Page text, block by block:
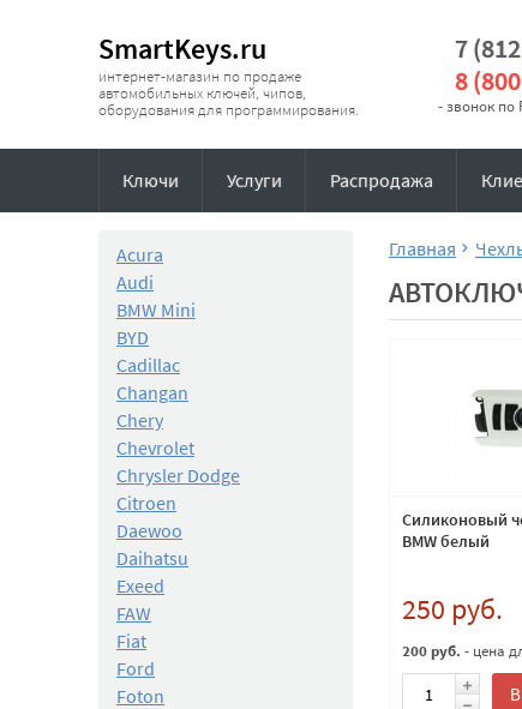
SmartKeys.ru
интернет-магазин по продаже
автомобильных ключей, чипов,
оборудования для программирования.
7
8
- звонок по
Ключи Услуги Распродажа
Acura
Audi
BMW Mini
BYD
Cadillac
Changan
Chery
Chevrolet
Chrysler Dodge
Citroen
Daewoo
Daihatsu
Exeed
FAW
Fiat
Ford
Foton
Главная
Силиконовый
BMW белый
250 руб.
200 руб. - цена